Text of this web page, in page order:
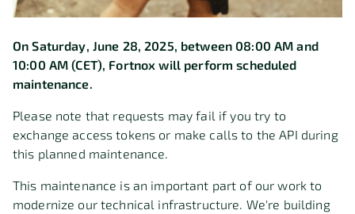
On Saturday, June 28, 2025, between 08:00 AM and
10:00 AM (CET), Fortnox will perform scheduled
maintenance.
Please note that requests may fail if you try to
exchange access tokens or make calls to the API during
this planned maintenance.
This maintenance is an important part of our work to
modernize our technical infrastructure. We're building